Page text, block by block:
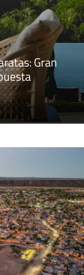
Gran